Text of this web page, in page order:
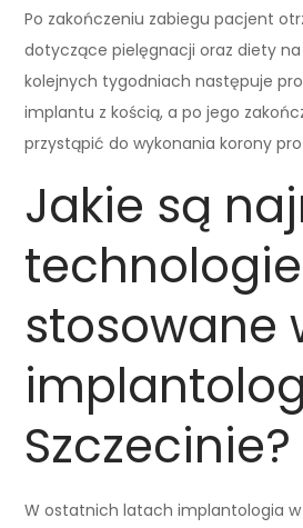
Po zakończeniu zabiegu pacjent
dotyczące pielęgnacji oraz diety
kolejnych tygodniach następuje
implantu z kością, a po jego
przystąpić do wykonania korony
Jakie są
technologie
stosowane
Szczecinie?
W ostatnich latach implantologia w